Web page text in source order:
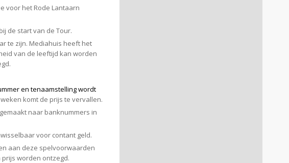
voor het Rode Lantaarn
de start van de Tour.
te zijn. Mediahuis heeft het
van de leeftijd kan worden
en tenaamstelling wordt
komt de prijs te vervallen.
naar banknummers in
voor contant geld.
aan deze spelvoorwaarden
worden ontzegd.